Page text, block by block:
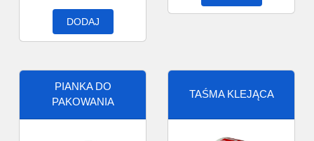
DODAJ
PIANKA DO
PAKOWANIA
TAŚMA KLEJĄCA